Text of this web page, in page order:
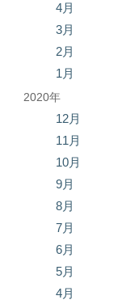
4月
3月
2月
1月
2020年
12月
11月
10月
9月
8月
7月
6月
5月
4月